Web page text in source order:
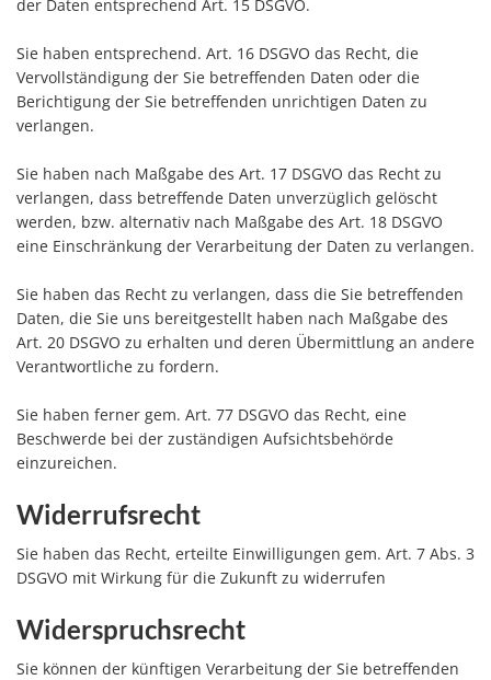
Sie haben entsprechend. Art. 16 DSGVO das Recht, die
Vervollständigung der Sie betreffenden Daten oder die
Berichtigung der Sie betreffenden unrichtigen Daten zu
verlangen.
Sie haben nach Maßgabe des Art. 17 DSGVO das Recht zu
verlangen, dass betreffende Daten unverzüglich gelöscht
werden, bzw. alternativ nach Maßgabe des Art. 18 DSGVO
eine Einschränkung der Verarbeitung der Daten zu verlangen.
Sie haben das Recht zu verlangen, dass die Sie betreffenden
Daten, die Sie uns bereitgestellt haben nach Maßgabe des
Art. 20 DSGVO zu erhalten und deren Übermittlung an andere
Verantwortliche zu fordern.
Sie haben ferner gem. Art. 77 DSGVO das Recht, eine
Beschwerde bei der zuständigen Aufsichtsbehörde
einzureichen.
Widerrufsrecht
Sie haben das Recht, erteilte Einwilligungen gem. Art. 7 Abs. 3
DSGVO mit Wirkung für die Zukunft zu widerrufen
Widerspruchsrecht
Sie können der künftigen Verarbeitung der Sie betreffenden